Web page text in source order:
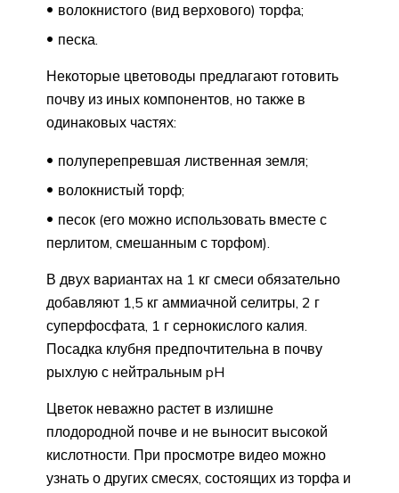
волокнистого (вид верхового) торфа;
песка.
Некоторые цветоводы предлагают готовить
почву из иных компонентов, но также в
одинаковых частях:
полуперепревшая лиственная земля;
волокнистый торф;
песок (его можно использовать вместе с
перлитом, смешанным с торфом).
В двух вариантах на 1 кг смеси обязательно
добавляют 1,5 кг аммиачной селитры, 2 г
суперфосфата, 1 г сернокислого калия.
Посадка клубня предпочтительна в почву
рыхлую с нейтральным pH
Цветок неважно растет в излишне
плодородной почве и не выносит высокой
кислотности. При просмотре видео можно
узнать о других смесях, состоящих из торфа и